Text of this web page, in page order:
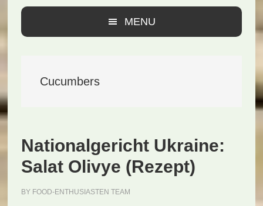
MENU
Cucumbers
Nationalgericht Ukraine:
Salat Olivye (Rezept)
BY FOOD-ENTHUSIASTEN TEAM